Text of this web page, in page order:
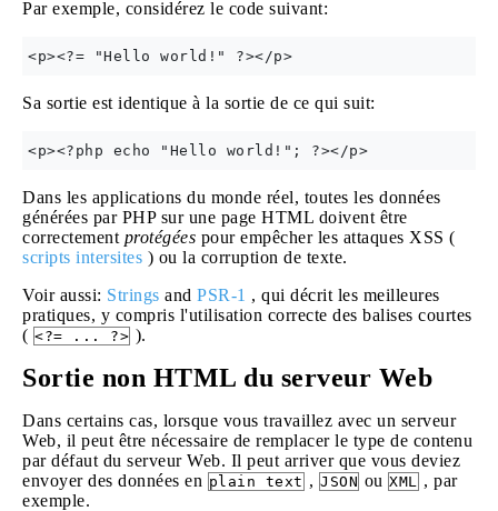
Par exemple, considérez le code suivant:
Sa sortie est identique à la sortie de ce qui suit:
Dans les applications du monde réel, toutes les données
générées par PHP sur une page HTML doivent être
correctement protégées pour empêcher les attaques XSS (
scripts intersites ) ou la corruption de texte.
Voir aussi: Strings and PSR-1 , qui décrit les meilleures
pratiques, y compris l'utilisation correcte des balises courtes
( <?= ... ?> ).
Sortie non HTML du serveur Web
Dans certains cas, lorsque vous travaillez avec un serveur
Web, il peut être nécessaire de remplacer le type de contenu
par défaut du serveur Web. Il peut arriver que vous deviez
envoyer des données en plain text , JSON ou XML , par
exemple.